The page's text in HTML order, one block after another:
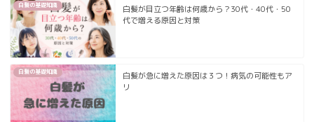
白髪の基礎知識
白髪が目立つ年齢は何歳から？30代・40代・50
代で増える原因と対策
白髪の基礎知識
白髪が急に増えた原因は３つ！病気の可能性もア
リ